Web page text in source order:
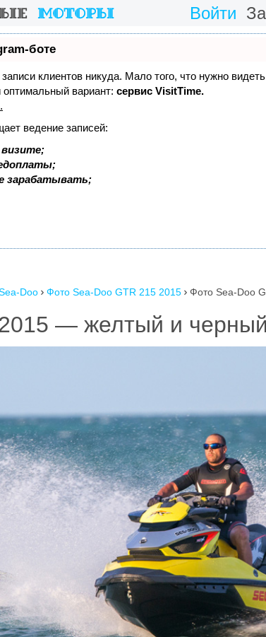
Войти
боте
клиентов никуда. Мало того, что нужно
вариант: сервис VisitTime.
.
ведение записей:
зарабатывать;
Doo  Фото Sea-Doo GTR 215 2015  Фото Sea-Doo
— желтый и черный